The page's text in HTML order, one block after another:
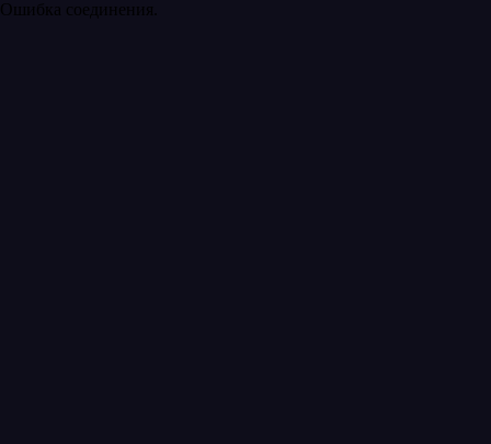
Ошибка соединения.